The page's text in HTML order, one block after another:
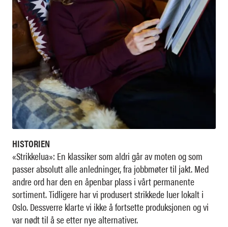
HISTORIEN
«Strikkelua»: En klassiker som aldri går av moten og som
passer absolutt alle anledninger, fra jobbmøter til jakt. Med
andre ord har den en åpenbar plass i vårt permanente
sortiment. Tidligere har vi produsert strikkede luer lokalt i
Oslo. Dessverre klarte vi ikke å fortsette produksjonen og vi
var nødt til å se etter nye alternativer.